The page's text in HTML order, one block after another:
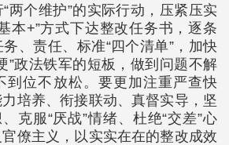
两个维护”的实际行动，压紧压实
本+”方式下达整改任务书，逐条
、责任、标准“四个清单”，加快
”政法铁军的短板，做到问题不解
到位不放松。要更加注重严查快
培养、衔接联动、真督实导，坚
克服“厌战”情绪、杜绝“交差”心
僚主义，以实实在在的整改成效